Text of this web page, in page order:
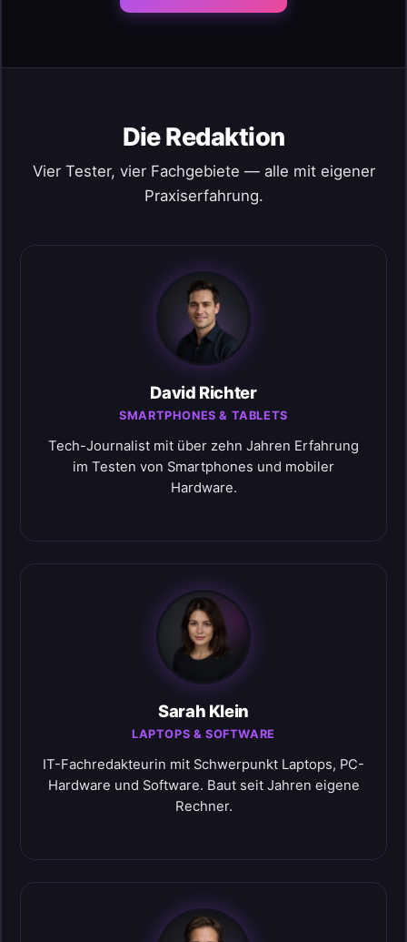
Die Redaktion
Vier Tester, vier Fachgebiete — alle mit eigener
Praxiserfahrung.
David Richter
SMARTPHONES & TABLETS
Tech-Journalist mit über zehn Jahren Erfahrung
im Testen von Smartphones und mobiler
Hardware.
Sarah Klein
LAPTOPS & SOFTWARE
IT-Fachredakteurin mit Schwerpunkt Laptops, PC-
Hardware und Software. Baut seit Jahren eigene
Rechner.